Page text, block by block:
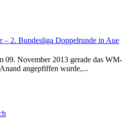
– 2. Bundesliga Doppelrunde in Aue
09. November 2013 gerade das WM-
angepfiffen wurde,...